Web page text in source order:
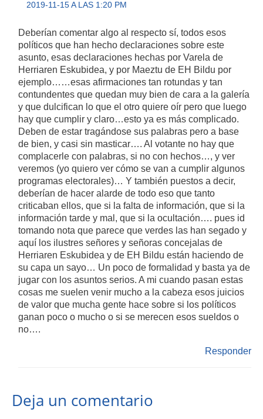
2019-11-15 A LAS 1:20 PM
Deberían comentar algo al respecto sí, todos esos
políticos que han hecho declaraciones sobre este
asunto, esas declaraciones hechas por Varela de
Herriaren Eskubidea, y por Maeztu de EH Bildu por
ejemplo……esas afirmaciones tan rotundas y tan
contundentes que quedan muy bien de cara a la galería
y que dulcifican lo que el otro quiere oír pero que luego
hay que cumplir y claro…esto ya es más complicado.
Deben de estar tragándose sus palabras pero a base
de bien, y casi sin masticar…. Al votante no hay que
complacerle con palabras, si no con hechos…, y ver
veremos (yo quiero ver cómo se van a cumplir algunos
programas electorales)… Y también puestos a decir,
deberían de hacer alarde de todo eso que tanto
criticaban ellos, que si la falta de información, que si la
información tarde y mal, que si la ocultación…. pues id
tomando nota que parece que verdes las han segado y
aquí los ilustres señores y señoras concejalas de
Herriaren Eskubidea y de EH Bildu están haciendo de
su capa un sayo… Un poco de formalidad y basta ya de
jugar con los asuntos serios. A mi cuando pasan estas
cosas me suelen venir mucho a la cabeza esos juicios
de valor que mucha gente hace sobre si los políticos
ganan poco o mucho o si se merecen esos sueldos o
no….
Responder
Deja un comentario